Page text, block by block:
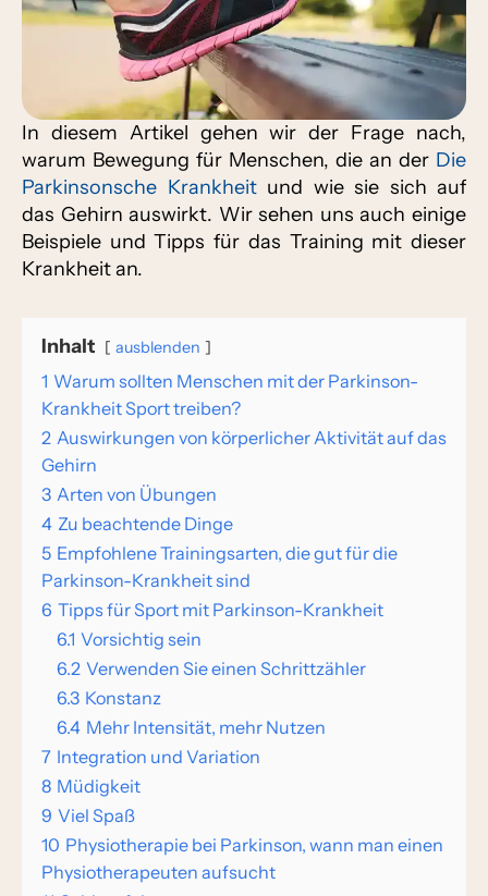
In diesem Artikel gehen wir der Frage nach,
warum Bewegung für Menschen, die an der Die
Parkinsonsche Krankheitund wie sie sich auf
das Gehirn auswirkt. Wir sehen uns auch einige
Beispiele und Tipps für das Training mit dieser
Krankheit an.
Inhalt ausblenden
1 Warum sollten Menschen mit der Parkinson-
Krankheit Sport treiben?
2 Auswirkungen von körperlicher Aktivität auf das
Gehirn
3 Arten von Übungen
4 Zu beachtende Dinge
5 Empfohlene Trainingsarten, die gut für die
Parkinson-Krankheit sind
6 Tipps für Sport mit Parkinson-Krankheit
6.1 Vorsichtig sein
6.2 Verwenden Sie einen Schrittzähler
6.3 Konstanz
6.4 Mehr Intensität, mehr Nutzen
7 Integration und Variation
8 Müdigkeit
9 Viel Spaß
10 Physiotherapie bei Parkinson, wann man einen
Physiotherapeuten aufsucht